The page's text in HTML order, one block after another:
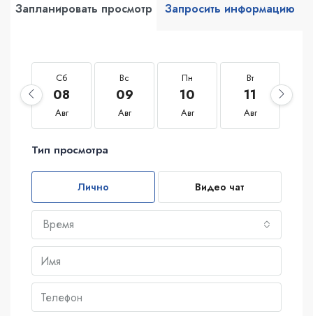
Запланировать просмотр Запросить информацию
Сб
08
Авг
Вс
09
Авг
Пн
10
Авг
Вт
11
Авг
Тип просмотра
Лично Видео чат
Время